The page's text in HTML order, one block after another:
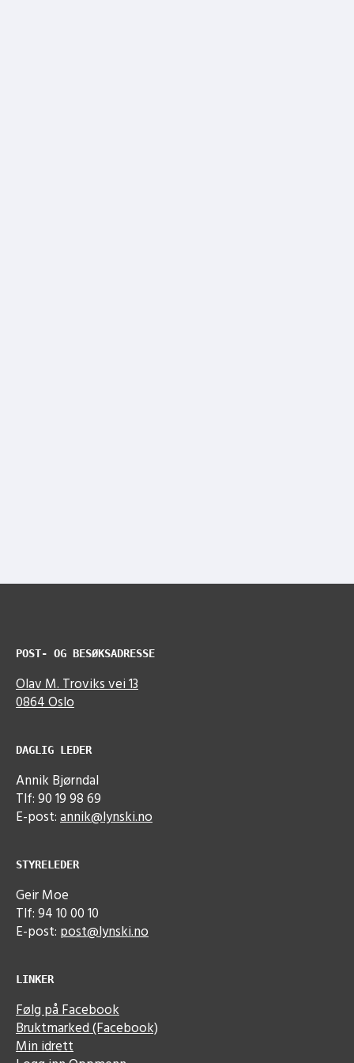
POST- OG BESØKSADRESSE
Olav M. Troviks vei 13
0864 Oslo
DAGLIG LEDER
Annik Bjørndal
Tlf: 90 19 98 69
E-post:annik@lynski.no
STYRELEDER
Geir Moe
Tlf: 94 10 00 10
E-post: post@lynski.no
LINKER
Følg på Facebook
Bruktmarked (Facebook)
Min idrett